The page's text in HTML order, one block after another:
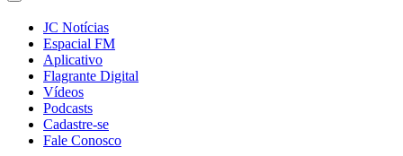
JC Notícias
Espacial FM
Aplicativo
Flagrante Digital
Vídeos
Podcasts
Cadastre-se
Fale Conosco